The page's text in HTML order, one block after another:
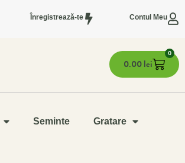
Înregistrează-te Contul Meu
0.00lei
0
Seminte Gratare